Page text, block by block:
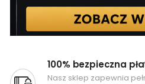
100% bezpieczna
Nasz sklep zapewnia